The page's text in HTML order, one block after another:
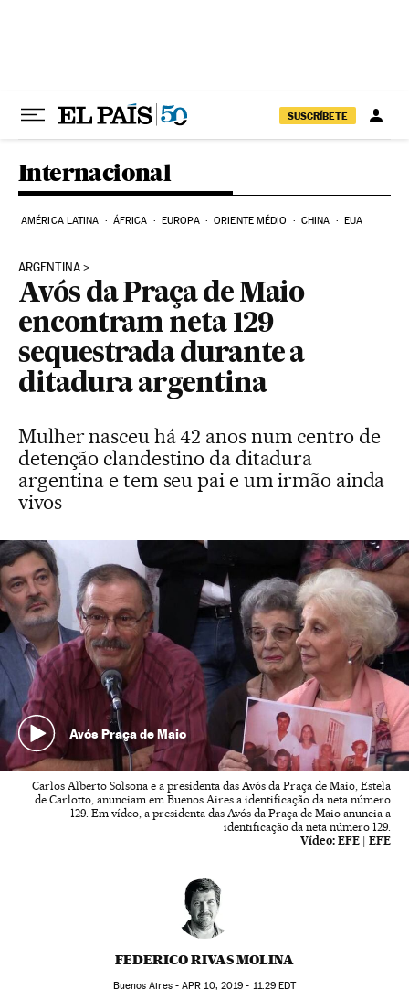
SUSCRÍBETE
Internacional
AMÉRICA LATINA ÁFRICA EUROPA ORIENTE MÉDIO CHINA EUA
ARGENTINA
Avós da Praça de Maio
encontram neta 129
sequestrada durante a
ditadura argentina
Mulher nasceu há 42 anos num centro de
detenção clandestino da ditadura
argentina e tem seu pai e um irmão ainda
vivos
Avós Praça de Maio
Carlos Alberto Solsona e a presidenta das Avós da Praça de Maio, Estela
de Carlotto, anunciam em Buenos Aires a identificação da neta número
129. Em vídeo, a presidenta das Avós da Praça de Maio anuncia a
identificação da neta número 129.
Vídeo: EFE | EFE
FEDERICO RIVAS MOLINA
Buenos Aires -APR 10, 2019 - 11:29 EDT